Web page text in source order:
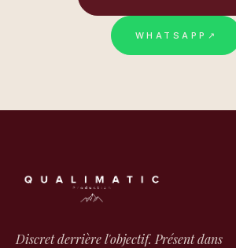
WHATSAPP ↗
Discret derrière l'objectif. Présent dans